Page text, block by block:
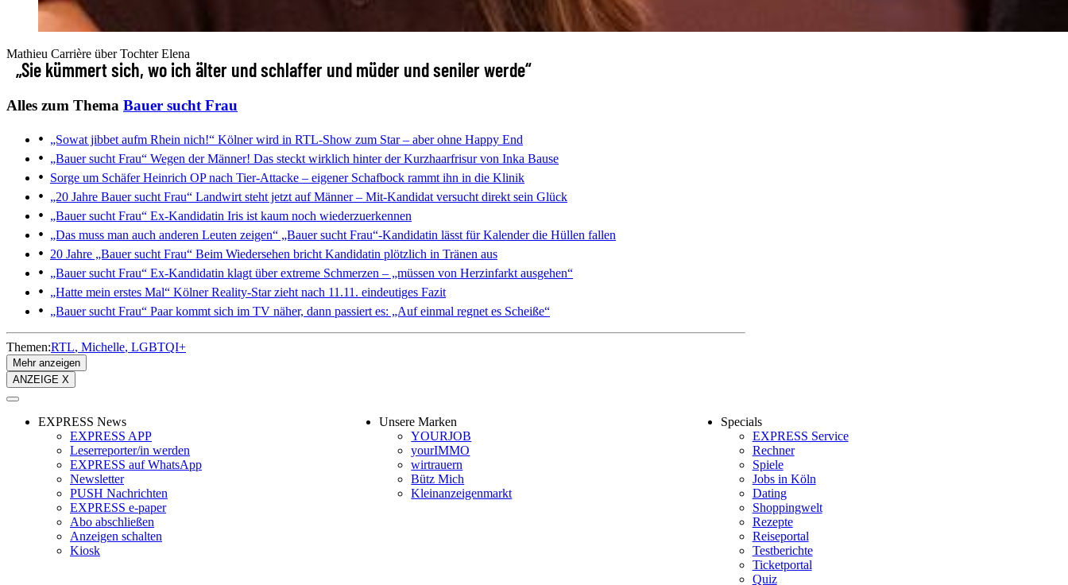
Mathieu Carrière über Tochter Elena
„Sie kümmert sich, wo ich älter und schlaffer und müder und seniler werde“
Alles zum Thema Bauer sucht Frau
„Sowat jibbet aufm Rhein nich!“ Kölner wird in RTL-Show zum Star – aber ohne Happy End
„Bauer sucht Frau“ Wegen der Männer! Das steckt wirklich hinter der Kurzhaarfrisur von Inka Bause
Sorge um Schäfer Heinrich OP nach Tier-Attacke – eigener Schafbock rammt ihn in die Klinik
„20 Jahre Bauer sucht Frau“ Landwirt steht jetzt auf Männer – Mit-Kandidat versucht direkt sein Glück
„Bauer sucht Frau“ Ex-Kandidatin Iris ist kaum noch wiederzuerkennen
„Das muss man auch anderen Leuten zeigen“ „Bauer sucht Frau“-Kandidatin lässt für Kalender die Hüllen fallen
20 Jahre „Bauer sucht Frau“ Beim Wiedersehen bricht Kandidatin plötzlich in Tränen aus
„Bauer sucht Frau“ Ex-Kandidatin klagt über extreme Schmerzen – „müssen von Herzinfarkt ausgehen“
„Hatte mein erstes Mal“ Kölner Reality-Star zieht nach 11.11. eindeutiges Fazit
„Bauer sucht Frau“ Paar kommt sich im TV näher, dann passiert es: „Auf einmal regnet es Scheiße“
Themen:RTL Michelle LGBTQI+
Mehr anzeigen
ANZEIGE X
EXPRESS News
EXPRESS APP
Leserreporter/in werden
EXPRESS auf WhatsApp
Newsletter
PUSH Nachrichten
EXPRESS e-paper
Abo abschließen
Anzeigen schalten
Kiosk
Unsere Marken
YOURJOB
yourIMMO
wirtrauern
Bütz Mich
Kleinanzeigenmarkt
Specials
EXPRESS Service
Rechner
Spiele
Jobs in Köln
Dating
Shoppingwelt
Rezepte
Reiseportal
Testberichte
Ticketportal
Quiz